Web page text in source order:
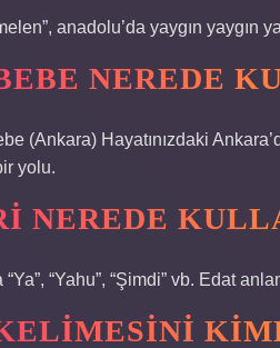
anadolu’da yaygın yaygın
NEREDE
(Ankara) Hayatınızdaki
yolu.
NEREDE
“Yahu”, “Şimdi” vb. Edat